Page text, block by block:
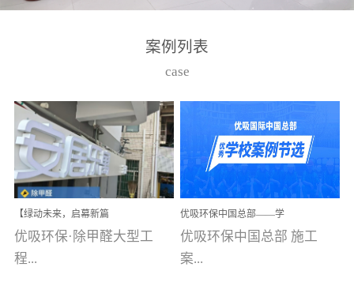
高技能的团队。汇聚了众
取得了多项产品技术专利
和多项国家版权局著作
权，获得高新技术企业称
号。生产优势自主生产自
给自足，优吸公司于2015
在广州番禺区成功建立产
品线生产基地，工厂拥有
自动化生产设备和成熟的
案例列表
case
【绿动未来，启幕新篇
章】优吸环保中标深圳安
居乐寓，超大型工装室内
空气治理项目顺利启航，
优吸环保·除甲醛大型工
程...
优吸环保中国总部——学
校施工案例(节选)
优吸环保中国总部 施工
案...